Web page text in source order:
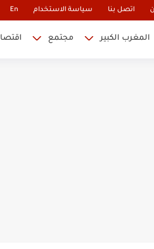
اتصل بنا سياسة الاستخدام En
المغرب الكبير مجتمع